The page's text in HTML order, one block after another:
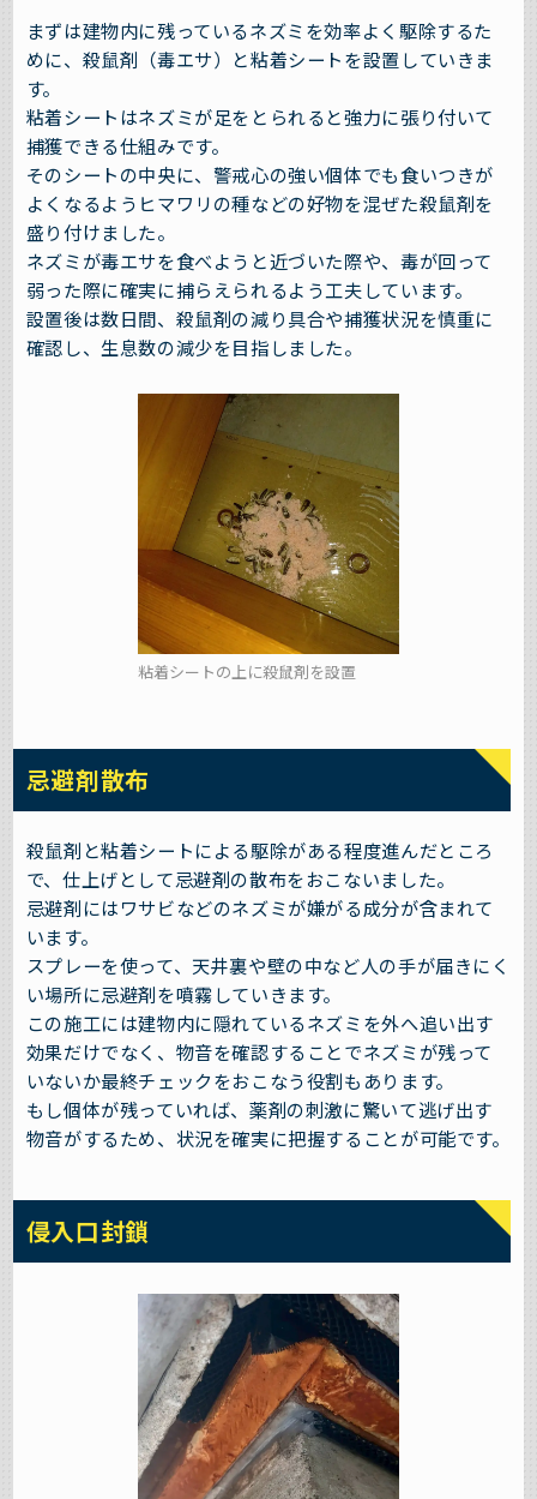
まずは建物内に残っているネズミを効率よく駆除するた
めに、殺鼠剤（毒エサ）と粘着シートを設置していきま
す。
粘着シートはネズミが足をとられると強力に張り付いて
捕獲できる仕組みです。
そのシートの中央に、警戒心の強い個体でも食いつきが
よくなるようヒマワリの種などの好物を混ぜた殺鼠剤を
盛り付けました。
ネズミが毒エサを食べようと近づいた際や、毒が回って
弱った際に確実に捕らえられるよう工夫しています。
設置後は数日間、殺鼠剤の減り具合や捕獲状況を慎重に
確認し、生息数の減少を目指しました。
粘着シートの上に殺鼠剤を設置
忌避剤散布
殺鼠剤と粘着シートによる駆除がある程度進んだところ
で、仕上げとして忌避剤の散布をおこないました。
忌避剤にはワサビなどのネズミが嫌がる成分が含まれて
います。
スプレーを使って、天井裏や壁の中など人の手が届きにく
い場所に忌避剤を噴霧していきます。
この施工には建物内に隠れているネズミを外へ追い出す
効果だけでなく、物音を確認することでネズミが残って
いないか最終チェックをおこなう役割もあります。
もし個体が残っていれば、薬剤の刺激に驚いて逃げ出す
物音がするため、状況を確実に把握することが可能です。
侵入口封鎖